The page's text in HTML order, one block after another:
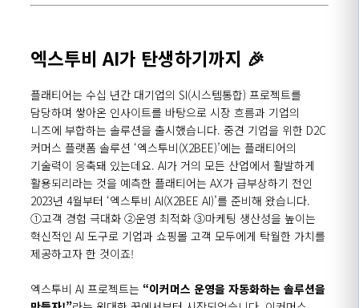
엑스투비 AI가 탄생하기까지 🎉
플래티어는 수십 년간 대기업의 SI(시스템통합) 프로젝트를
담당하며 쌓아온 인사이트를 바탕으로 시장 흐름과 기업의
니즈에 부합하는 솔루션을 출시했습니다. 중견 기업을 위한 D2C
커머스 플랫폼 솔루션 ‘엑스투비(X2BEE)’에는 플래티어의
기술력이 응축돼 있는데요. AI가 거의 모든 산업에서 활발하게
활용되리라는 것을 예측한 플래티어는 AX가 급부상하기 전인
2023년 4월부터 ‘엑스투비 AI(X2BEE AI)’를 준비해 왔습니다.
①고객 경험 극대화 ②운영 최적화 ③마케팅 생산성을 높이는
혁신적인 AI 도구로 기업과 쇼핑몰 고객 모두에게 탁월한 가치를
제공하고자 한 것이죠!
엑스투비 AI 프로젝트는 “이커머스 운영을 자동화하는 솔루션을